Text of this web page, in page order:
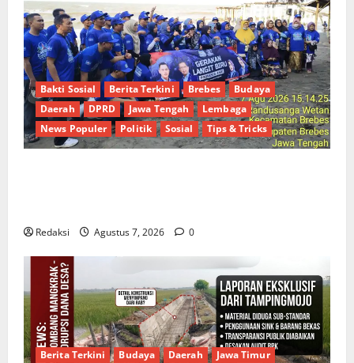
Bakti Sosial Berita Terkini Brebes
Budaya
Daerah
DPRD Jawa Tengah
Lembaga
News Populer
Politik Sosial Tips & Tricks
Redaksi Agustus 7, 2026 0
Berita Terkini Budaya Daerah
Jawa Timur